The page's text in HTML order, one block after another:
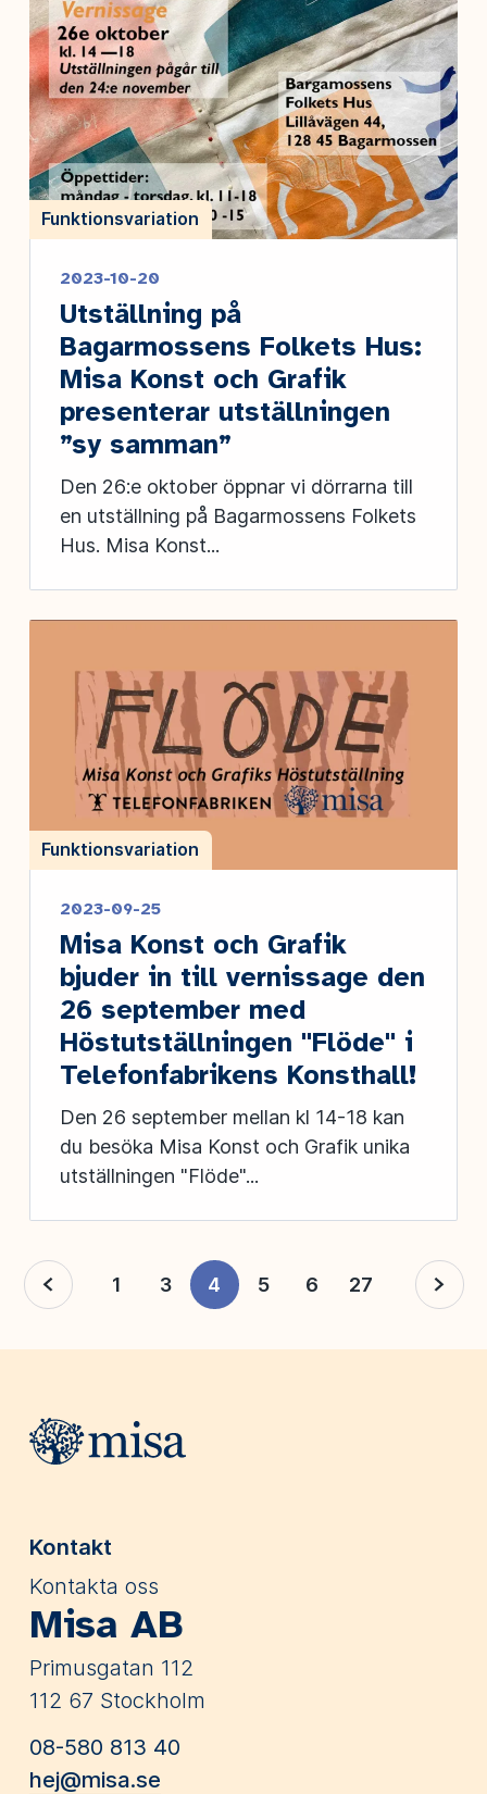
Funktionsvariation
2023-10-20
Utställning på
Bagarmossens Folkets Hus:
Misa Konst och Grafik
presenterar utställningen
”sy samman”
Den 26:e oktober öppnar vi dörrarna till
en utställning på Bagarmossens Folkets
Hus. Misa Konst...
Funktionsvariation
2023-09-25
Misa Konst och Grafik
bjuder in till vernissage den
26 september med
Höstutställningen "Flöde" i
Telefonfabrikens Konsthall!
Den 26 september mellan kl 14-18 kan
du besöka Misa Konst och Grafik unika
utställningen "Flöde"...
1 3 4 5 6 27
Webbplatsens sidfot
Kontakt
Kontakta oss
Misa AB
Primusgatan 112
112 67 Stockholm
08-580 813 40
hej@misa.se